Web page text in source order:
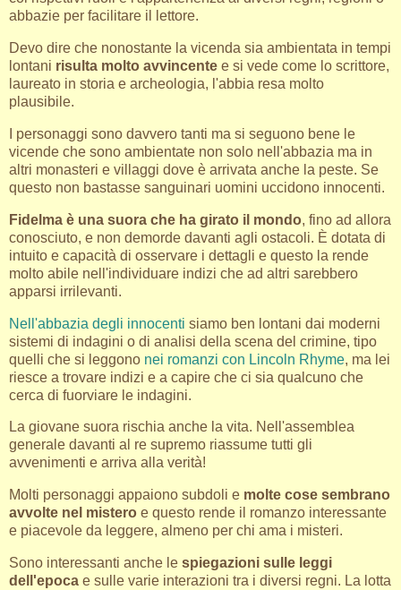
abbazie per facilitare il lettore.
Devo dire che nonostante la vicenda sia ambientata in tempi
lontani risulta molto avvincente e si vede come lo scrittore,
laureato in storia e archeologia, l'abbia resa molto
plausibile.
I personaggi sono davvero tanti ma si seguono bene le
vicende che sono ambientate non solo nell'abbazia ma in
altri monasteri e villaggi dove è arrivata anche la peste. Se
questo non bastasse sanguinari uomini uccidono innocenti.
Fidelma è una suora che ha girato il mondo, fino ad allora
conosciuto, e non demorde davanti agli ostacoli. È dotata di
intuito e capacità di osservare i dettagli e questo la rende
molto abile nell'individuare indizi che ad altri sarebbero
apparsi irrilevanti.
Nell'abbazia degli innocenti siamo ben lontani dai moderni
sistemi di indagini o di analisi della scena del crimine, tipo
quelli che si leggono nei romanzi con Lincoln Rhyme, ma lei
riesce a trovare indizi e a capire che ci sia qualcuno che
cerca di fuorviare le indagini.
La giovane suora rischia anche la vita. Nell'assemblea
generale davanti al re supremo riassume tutti gli
avvenimenti e arriva alla verità!
Molti personaggi appaiono subdoli e molte cose sembrano
avvolte nel mistero e questo rende il romanzo interessante
e piacevole da leggere, almeno per chi ama i misteri.
Sono interessanti anche le spiegazioni sulle leggi
dell'epoca e sulle varie interazioni tra i diversi regni. La lotta